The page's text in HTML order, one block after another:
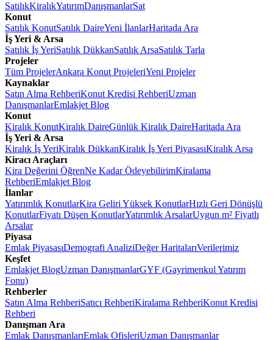
SatılıkKiralıkYatırımDanışmanlarSat
Konut
Satılık KonutSatılık DaireYeni İlanlarHaritada Ara
İş Yeri & Arsa
Satılık İş YeriSatılık DükkanSatılık ArsaSatılık Tarla
Projeler
Tüm ProjelerAnkara Konut ProjeleriYeni Projeler
Kaynaklar
Satın Alma RehberiKonut Kredisi RehberiUzman
DanışmanlarEmlakjet Blog
Konut
Kiralık KonutKiralık DaireGünlük Kiralık DaireHaritada Ara
İş Yeri & Arsa
Kiralık İş YeriKiralık DükkanKiralık İş Yeri PiyasasıKiralık Arsa
Kiracı Araçları
Kira Değerini ÖğrenNe Kadar ÖdeyebilirimKiralama
RehberiEmlakjet Blog
İlanlar
Yatırımlık KonutlarKira Geliri Yüksek KonutlarHızlı Geri Dönüşlü
KonutlarFiyatı Düşen KonutlarYatırımlık ArsalarUygun m² Fiyatlı
Arsalar
Piyasa
Emlak PiyasasıDemografi AnaliziDeğer HaritalarıVerilerimiz
Keşfet
Emlakjet BlogUzman DanışmanlarGYF (Gayrimenkul Yatırım
Fonu)
Rehberler
Satın Alma RehberiSatıcı RehberiKiralama RehberiKonut Kredisi
Rehberi
Danışman Ara
Emlak DanışmanlarıEmlak OfisleriUzman Danışmanlar